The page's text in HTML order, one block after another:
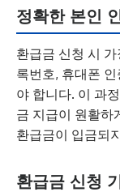
정확한 본인
환급금 신청 시
록번호, 휴대폰
야 합니다. 이 과
금 지급이 원활하
환급금이 입금되
환급금 신청